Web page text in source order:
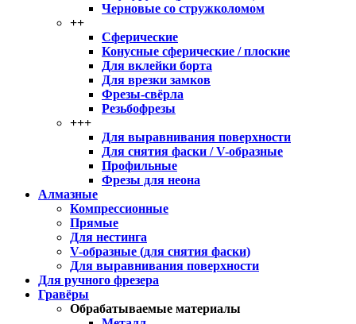
Черновые со стружколомом
++
Сферические
Конусные сферические / плоские
Для вклейки борта
Для врезки замков
Фрезы-свёрла
Резьбофрезы
+++
Для выравнивания поверхности
Для снятия фаски / V-образные
Профильные
Фрезы для неона
Алмазные
Компрессионные
Прямые
Для нестинга
V-образные (для снятия фаски)
Для выравнивания поверхности
Для ручного фрезера
Гравёры
Обрабатываемые материалы